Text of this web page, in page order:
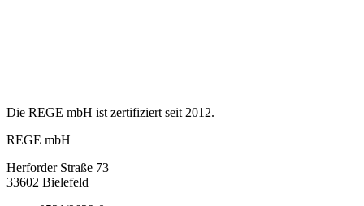
Die REGE mbH ist zertifiziert seit 2012.
REGE mbH
Herforder Straße 73
33602 Bielefeld